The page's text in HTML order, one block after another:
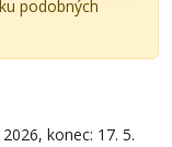
podobných
konec: 17. 5.